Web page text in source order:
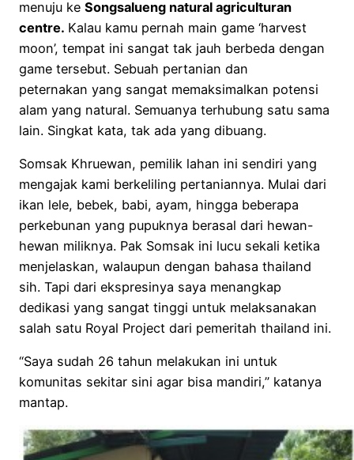
menuju ke Songsalueng natural agriculturan
centre. Kalau kamu pernah main game ‘harvest
moon’, tempat ini sangat tak jauh berbeda dengan
game tersebut. Sebuah pertanian dan
peternakan yang sangat memaksimalkan potensi
alam yang natural. Semuanya terhubung satu sama
lain. Singkat kata, tak ada yang dibuang.
Somsak Khruewan, pemilik lahan ini sendiri yang
mengajak kami berkeliling pertaniannya. Mulai dari
ikan lele, bebek, babi, ayam, hingga beberapa
perkebunan yang pupuknya berasal dari hewan-
hewan miliknya. Pak Somsak ini lucu sekali ketika
menjelaskan, walaupun dengan bahasa thailand
sih. Tapi dari ekspresinya saya menangkap
dedikasi yang sangat tinggi untuk melaksanakan
salah satu Royal Project dari pemeritah thailand ini.
“Saya sudah 26 tahun melakukan ini untuk
komunitas sekitar sini agar bisa mandiri,” katanya
mantap.